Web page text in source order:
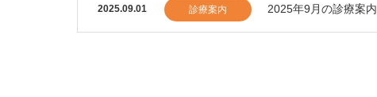
2025.09.01 診療案内 2025年9月の診療案内